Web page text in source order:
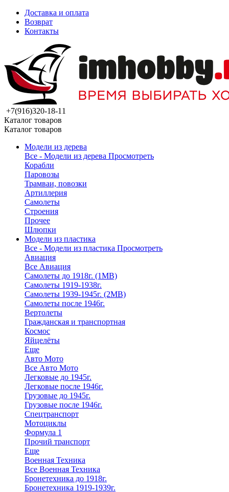
Доставка и оплата
Возврат
Контакты
+7(916)320-18-11
Каталог товаров
Каталог товаров
Модели из дерева
Все - Модели из дерева Просмотреть
Корабли
Паровозы
Трамваи, повозки
Артиллерия
Самолеты
Строения
Прочее
Шлюпки
Модели из пластика
Все - Модели из пластика Просмотреть
Авиация
Все Авиация
Самолеты до 1918г. (1МВ)
Самолеты 1919-1938г.
Самолеты 1939-1945г. (2МВ)
Самолеты после 1946г.
Вертолеты
Гражданская и транспортная
Космос
Яйцелёты
Еще
Авто Мото
Все Авто Мото
Легковые до 1945г.
Легковые после 1946г.
Грузовые до 1945г.
Грузовые после 1946г.
Спецтранспорт
Мотоциклы
Формула 1
Прочий транспорт
Еще
Военная Техника
Все Военная Техника
Бронетехника до 1918г.
Бронетехника 1919-1939г.